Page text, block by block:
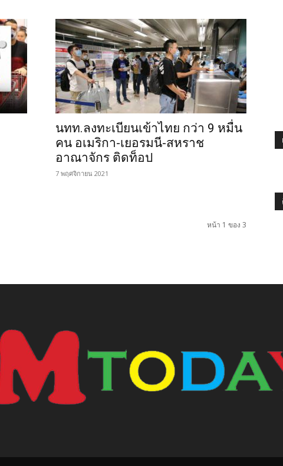
นทท.ลงทะเบียนเข้าไทย กว่า 9 หมื่น
คน อเมริกา-เยอรมนี-สหราช
อาณาจักร ติดท็อป
7 พฤศจิกายน 2021
หน้า 1 ของ 3